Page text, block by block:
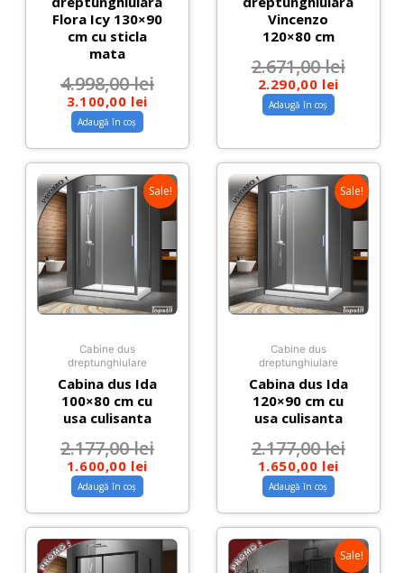
Flora Icy 130×90
cm cu sticla
mata
4.998,00lei
3.100,00 lei
Adaugă în coș
Vincenzo
120×80 cm
2.671,00lei
2.290,00 lei
Adaugă în coș
Sale!
Cabine dus
dreptunghiulare
Cabina dus Ida
100×80 cm cu
usa culisanta
2.177,00lei
1.600,00 lei
Adaugă în coș
Sale!
Cabine dus
dreptunghiulare
Cabina dus Ida
120×90 cm cu
usa culisanta
2.177,00lei
1.650,00 lei
Adaugă în coș
Sale!